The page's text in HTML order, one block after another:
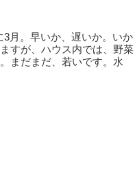
月。早いか、遅いか。いか
すが、ハウス内では、野菜
まだまだ、若いです。水